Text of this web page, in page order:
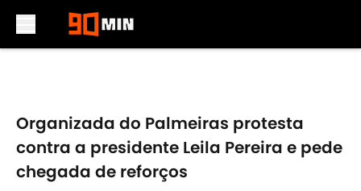
Organizada do Palmeiras protesta
contra a presidente Leila Pereira e pede
chegada de reforços